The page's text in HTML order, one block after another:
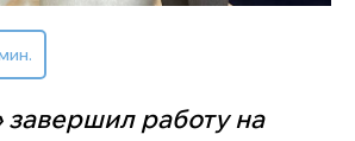
работу на